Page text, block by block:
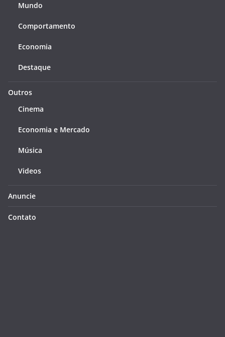
Mundo
Comportamento
Economia
Destaque
Outros
Cinema
Economia e Mercado
Música
Videos
Anuncie
Contato